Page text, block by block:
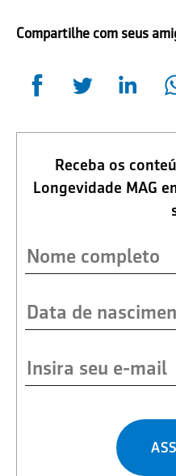
Compartilhe com seus
Receba os
Longevidade MAG